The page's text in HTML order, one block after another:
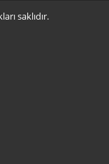
saklıdır.